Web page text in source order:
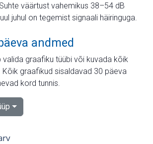
väärtust vahemikus 38–54 dB
juhul on tegemist signaali häiringuga.
andmed
valida graafiku tüübi või kuvada kõik
graafikud sisaldavad 30 päeva
kord tunnis.